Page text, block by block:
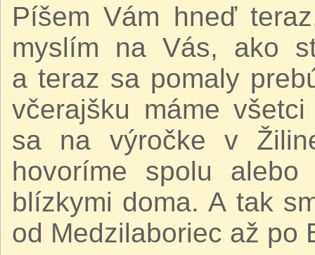
Píšem Vám hneď
myslím na Vás, ako
a teraz sa pomaly
včerajšku máme
sa na výročke v
hovoríme spolu
blízkymi doma. A tak
od Medzilaboriec až po